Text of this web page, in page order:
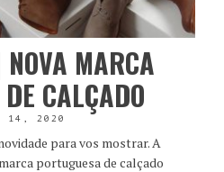
MARCA
CALÇADO
14, 2020
para vos mostrar. A
portuguesa de calçado